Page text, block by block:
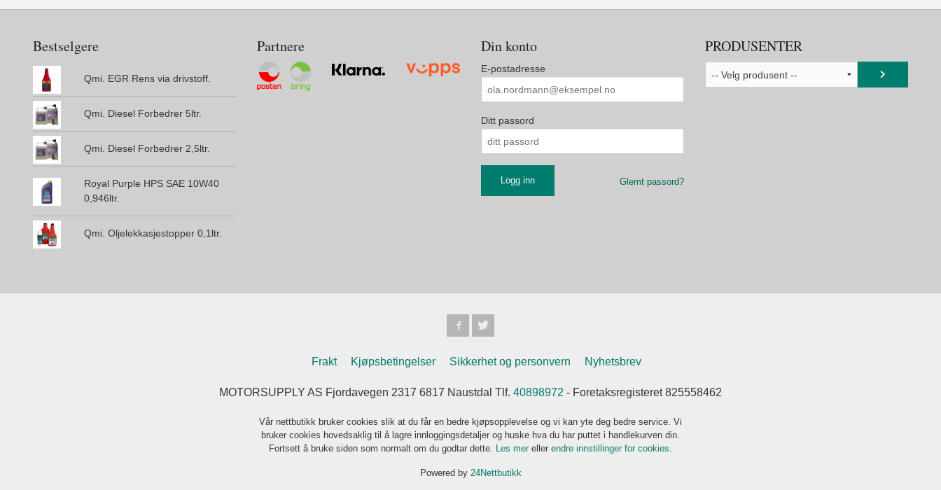
Bestselgere
Qmi. EGR Rens via drivstoff.
Qmi. Diesel Forbedrer 5ltr.
Qmi. Diesel Forbedrer 2,5ltr.
Royal Purple HPS SAE 10W40
0,946ltr.
Qmi. Oljelekkasjestopper 0,1ltr.
Partnere Din konto
E-postadresse
Ditt passord
Glemt passord?
PRODUSENTER
Frakt Kjøpsbetingelser Sikkerhet og personvern Nyhetsbrev
MOTORSUPPLY AS Fjordavegen 2317 6817 Naustdal Tlf. 40898972 - Foretaksregisteret 825558462
Vår nettbutikk bruker cookies slik at du får en bedre kjøpsopplevelse og vi kan yte deg bedre service. Vi
bruker cookies hovedsaklig til å lagre innloggingsdetaljer og huske hva du har puttet i handlekurven din.
Fortsett å bruke siden som normalt om du godtar dette. Les mer eller endre innstillinger for cookies.
Powered by 24Nettbutikk